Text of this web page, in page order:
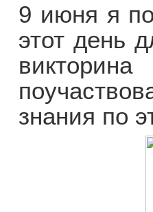
9 июня я
этот день
знания по